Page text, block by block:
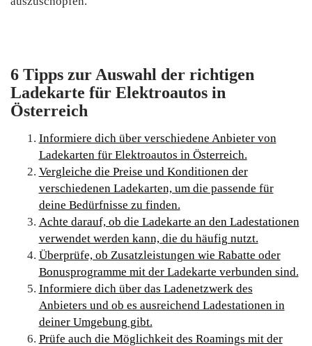
6 Tipps zur Auswahl der richtigen
Ladekarte für Elektroautos in
Österreich
Informiere dich über verschiedene Anbieter von
Ladekarten für Elektroautos in Österreich.
Vergleiche die Preise und Konditionen der
verschiedenen Ladekarten, um die passende für
deine Bedürfnisse zu finden.
Achte darauf, ob die Ladekarte an den Ladestationen
verwendet werden kann, die du häufig nutzt.
Überprüfe, ob Zusatzleistungen wie Rabatte oder
Bonusprogramme mit der Ladekarte verbunden sind.
Informiere dich über das Ladenetzwerk des
Anbieters und ob es ausreichend Ladestationen in
deiner Umgebung gibt.
Prüfe auch die Möglichkeit des Roamings mit der